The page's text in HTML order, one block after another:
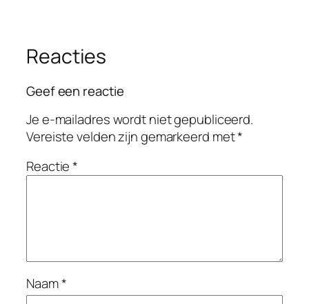
Reacties
Geef een reactie
Je e-mailadres wordt niet gepubliceerd.
Vereiste velden zijn gemarkeerd met*
Reactie*
Naam*